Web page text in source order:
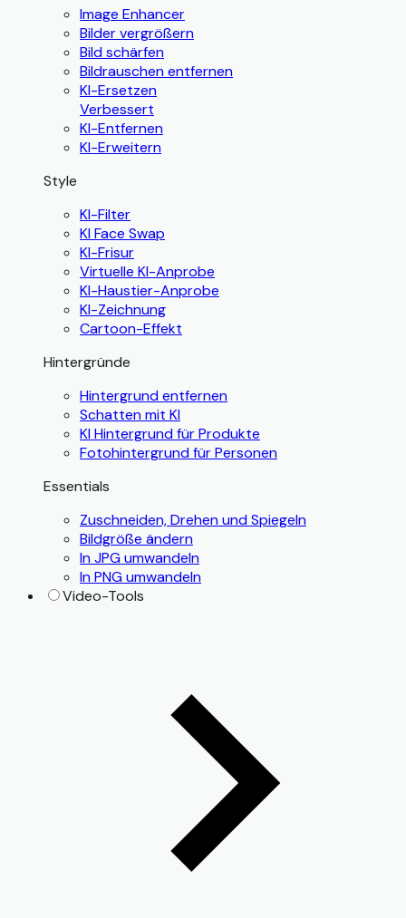
Image Enhancer
Bilder vergrößern
Bild schärfen
Bildrauschen entfernen
KI-Ersetzen
Verbessert
KI-Entfernen
KI-Erweitern
Style
KI-Filter
KI Face Swap
KI-Frisur
Virtuelle KI-Anprobe
KI-Haustier-Anprobe
KI-Zeichnung
Cartoon-Effekt
Hintergründe
Hintergrund entfernen
Schatten mit KI
KI Hintergrund für Produkte
Fotohintergrund für Personen
Essentials
Zuschneiden, Drehen und Spiegeln
Bildgröße ändern
In JPG umwandeln
In PNG umwandeln
Video-Tools